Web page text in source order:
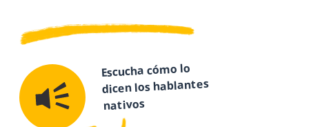
Escucha cómo lo
dicen los hablantes
nativos